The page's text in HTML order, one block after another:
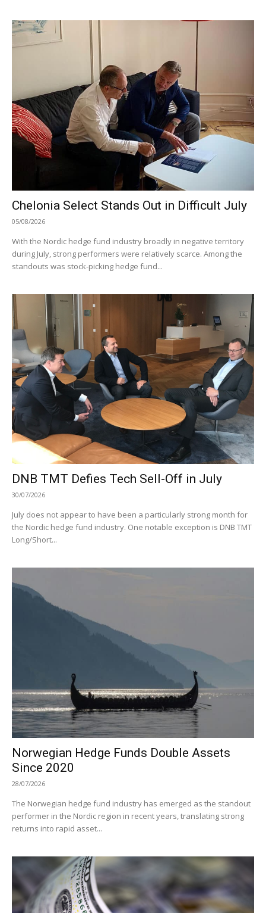
Chelonia Select Stands Out in Difficult July
05/08/2026
With the Nordic hedge fund industry broadly in negative territory
during July, strong performers were relatively scarce. Among the
standouts was stock-picking hedge fund...
DNB TMT Defies Tech Sell-Off in July
30/07/2026
July does not appear to have been a particularly strong month for
the Nordic hedge fund industry. One notable exception is DNB TMT
Long/Short...
Norwegian Hedge Funds Double Assets
Since 2020
28/07/2026
The Norwegian hedge fund industry has emerged as the standout
performer in the Nordic region in recent years, translating strong
returns into rapid asset...